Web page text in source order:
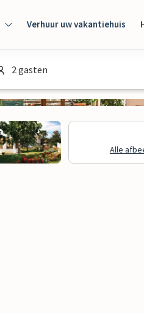
Verhuur uw vakantiehuis
2 gasten
Alle